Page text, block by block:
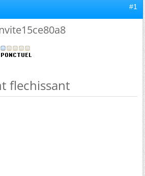
#1
flechissant